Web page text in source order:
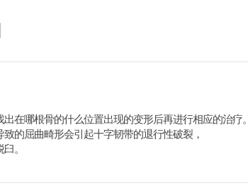
在哪根骨的什么位置出现的变形后再进行相应的治疗。
的屈曲畸形会引起十字韧带的退行性破裂，
。